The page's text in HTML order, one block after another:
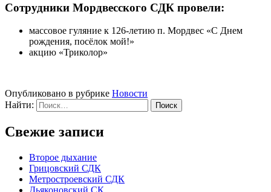
Сотрудники Мордвесского СДК провели:
массовое гуляние к 126-летию п. Мордвес «С Днем
рождения, посёлок мой!»
акцию «Триколор»
Опубликовано в рубрике Новости
Найти:
Свежие записи
Второе дыхание
Грицовский СДК
Метростроевский СДК
Дьяконовский СК